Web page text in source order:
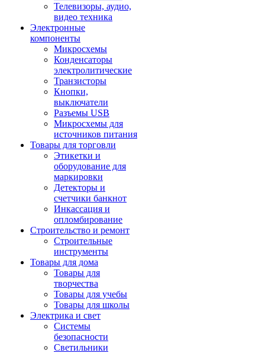
Телевизоры, аудио,
видео техника
Электронные
компоненты
Микросхемы
Конденсаторы
электролитические
Транзисторы
Кнопки,
выключатели
Разъемы USB
Микросхемы для
источников питания
Товары для торговли
Этикетки и
оборудование для
маркировки
Детекторы и
счетчики банкнот
Инкассация и
опломбирование
Строительство и ремонт
Строительные
инструменты
Товары для дома
Товары для
творчества
Товары для учебы
Товары для школы
Электрика и свет
Системы
безопасности
Светильники